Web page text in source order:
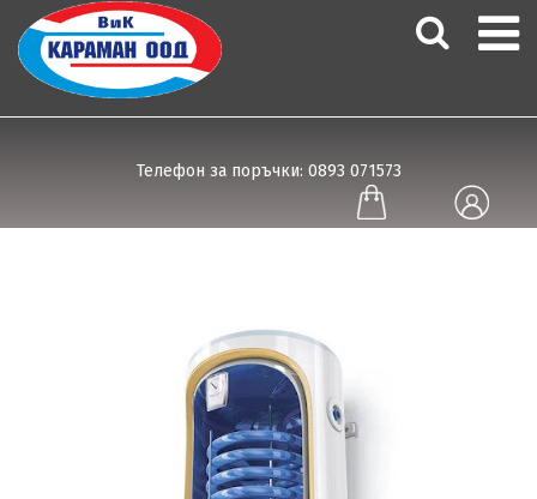
Телефон за поръчки: 0893 071573